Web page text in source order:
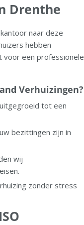
Drenthe
naar deze
hebben
voor een professionele
Verhuizingen?
tot een
bezittingen zijn in
wij
zonder stress